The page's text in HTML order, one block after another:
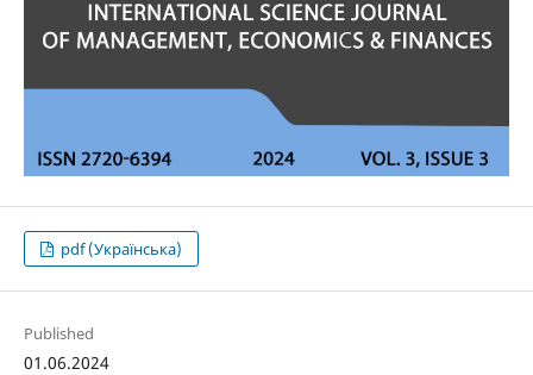
pdf (Українська)
Published
01.06.2024